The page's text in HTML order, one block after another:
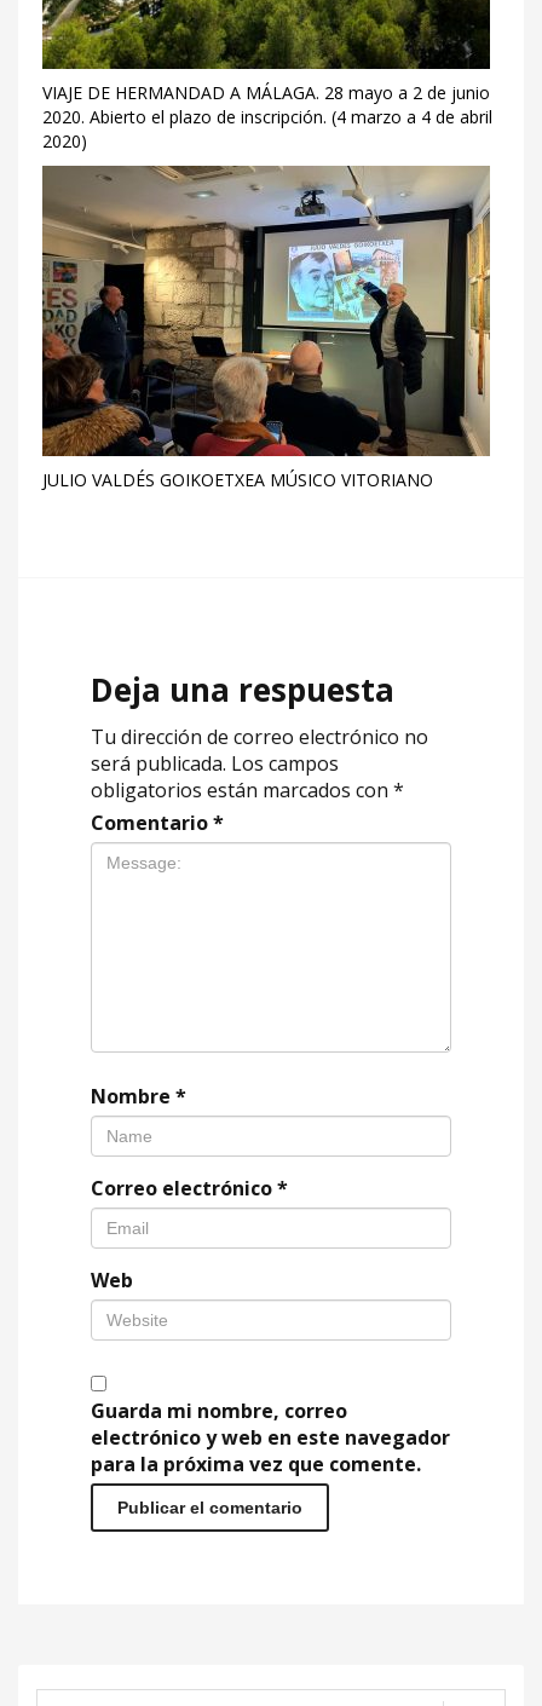
VIAJE DE HERMANDAD A MÁLAGA. 28 mayo a 2 de junio
2020. Abierto el plazo de inscripción. (4 marzo a 4 de abril
2020)
JULIO VALDÉS GOIKOETXEA MÚSICO VITORIANO
Deja una respuesta
Tu dirección de correo electrónico no
será publicada. Los campos
obligatorios están marcados con *
Comentario*
Nombre *
Correo electrónico*
Web
Guarda mi nombre, correo
electrónico y web en este navegador
para la próxima vez que comente.